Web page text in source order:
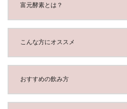
富元酵素とは？
こんな方にオススメ
おすすめの飲み方